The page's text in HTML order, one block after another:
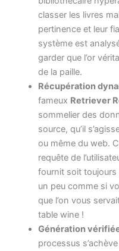
classer les livres
pertinence et leur
système est
garder que l’or
de la paille.
Récupération
fameux Retriever
sommelier des
source, qu’il
ou même du web.
requête de
fournit soit toujours
un peu comme si
que l’on vous
table wine !
Génération
processus